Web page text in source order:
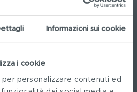
Informazioni sui cookie
i cookie
personalizzare contenuti ed
OF HEALTHY
dell’ONU, in accordo con
il 2021-2030 “The United